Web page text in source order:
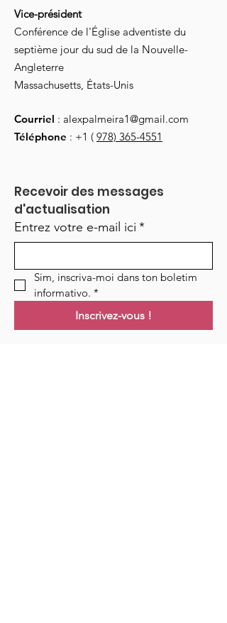
Vice-président
Conférence de l'Église adventiste du
septième jour du sud de la Nouvelle-
Angleterre
Massachusetts, États-Unis
Courriel : alexpalmeira1@gmail.com
Téléphone : +1 ( 978) 365-4551
Recevoir des messages
d'actualisation
Entrez votre e-mail ici *
Sim, inscriva-moi dans ton boletim
informativo. *
Inscrivez-vous !